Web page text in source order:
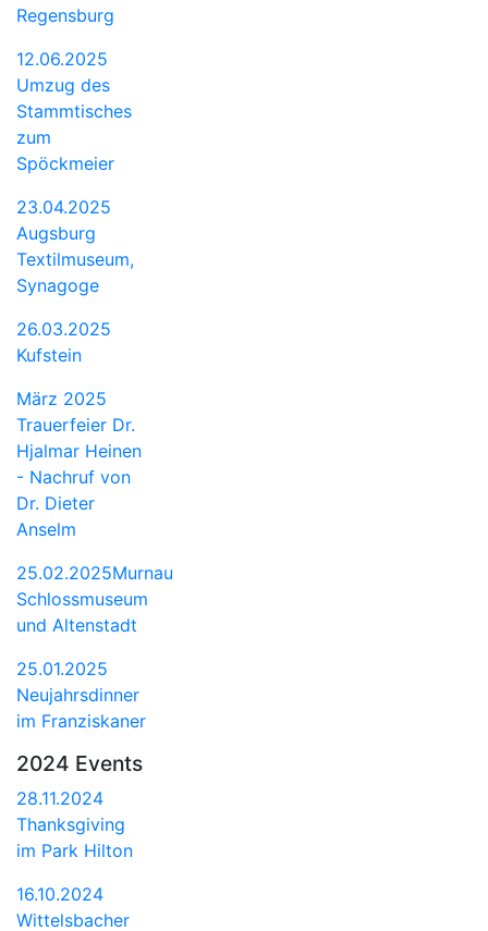
Regensburg
12.06.2025
Umzug des
Stammtisches
zum
Spöckmeier
23.04.2025
Augsburg
Textilmuseum,
Synagoge
26.03.2025
Kufstein
März 2025
Trauerfeier Dr.
Hjalmar Heinen
- Nachruf von
Dr. Dieter
Anselm
25.02.2025Murnau
Schlossmuseum
und Altenstadt
25.01.2025
Neujahrsdinner
im Franziskaner
2024 Events
28.11.2024
Thanksgiving
im Park Hilton
16.10.2024
Wittelsbacher